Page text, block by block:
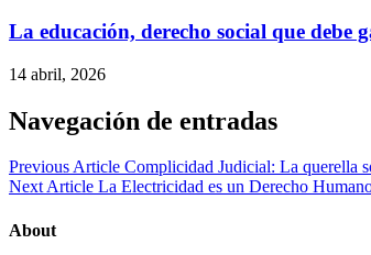
La educación, derecho social que debe
14 abril, 2026
Navegación de entradas
Previous Article Complicidad Judicial: La querella
Next Article La Electricidad es un Derecho
About